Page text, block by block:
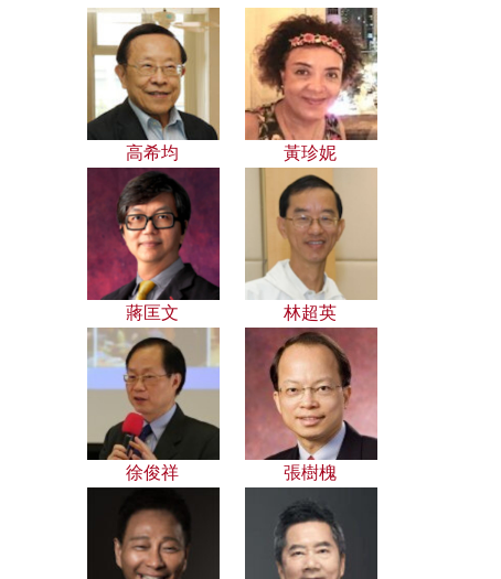
高希均 黃珍妮
蔣匡文 林超英
徐俊祥 張樹槐